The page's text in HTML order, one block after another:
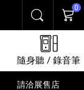
搜尋 購物
0
隨身聽 / 錄音筆
請洽展售店